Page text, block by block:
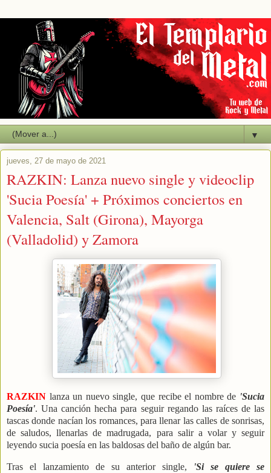
▼
jueves, 27 de mayo de 2021
RAZKIN: Lanza nuevo single y videoclip
'Sucia Poesía' + Próximos conciertos en
Valencia, Salt (Girona), Mayorga
(Valladolid) y Zamora
RAZKIN lanza un nuevo single, que recibe el nombre de 'Sucia
Poesía'. Una canción hecha para seguir regando las raíces de las
tascas donde nacían los romances, para llenar las calles de sonrisas,
de saludos, llenarlas de madrugada, para salir a volar y seguir
leyendo sucia poesía en las baldosas del baño de algún bar.
Tras el lanzamiento de su anterior single,
'Si se quiere se